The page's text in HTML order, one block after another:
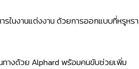
รในงานแต่งงาน ด้วยการออกแบบที่หรูหรา
ทางด้วย Alphard พร้อมคนขับช่วยเพิ่ม